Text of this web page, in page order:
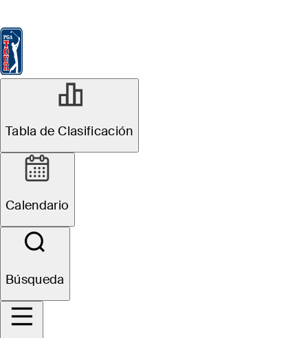
Tabla de Clasificación
Calendario
Búsqueda